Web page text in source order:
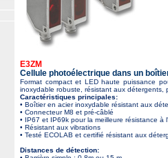
E3ZM
Cellule photoélectrique dans un
Format compact et LED haute puissance
inoxydable robuste, résistant aux détergents,
Caractéristiques principales:
• Boîtier en acier inoxydable résistant aux
• Connecteur M8 et pré-câblé
• IP67 et IP69k pour la meilleure résistance à
• Résistant aux vibrations
• Testé ECOLAB et certifié résistant aux
Distances de détection: